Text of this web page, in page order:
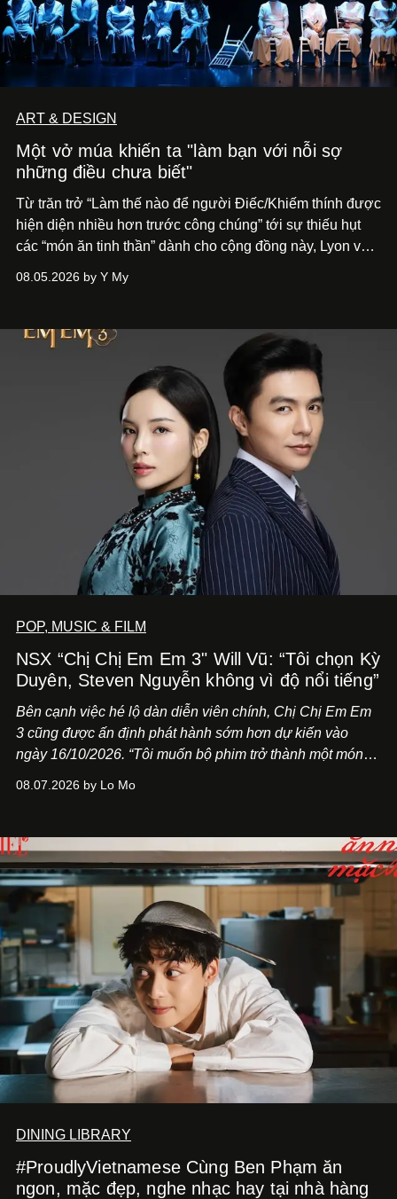
ART & DESIGN
Một vở múa khiến ta "làm bạn với nỗi sợ
những điều chưa biết"
Từ trăn trở “Làm thế nào để người Điếc/Khiếm thính được
hiện diện nhiều hơn trước công chúng” tới sự thiếu hụt
các “món ăn tinh thần” dành cho cộng đồng này, Lyon và
phẩm múa đương đại thành hiện thực, mang tên Lắng
08.05.2026 by Y My
POP, MUSIC & FILM
NSX “Chị Chị Em Em 3" Will Vũ: “Tôi chọn Kỳ
Duyên, Steven Nguyễn không vì độ nổi tiếng”
Bên cạnh việc hé lộ dàn diễn viên chính, Chị Chị Em Em
3 cũng được ấn định phát hành sớm hơn dự kiến vào
ngày 16/10/2026. “Tôi muốn bộ phim trở thành một món
Việt Nam”, NSX Will Vũ cho biết.
08.07.2026 by Lo Mo
DINING LIBRARY
#ProudlyVietnamese Cùng Ben Phạm ăn
ngon, mặc đẹp, nghe nhạc hay tại nhà hàng